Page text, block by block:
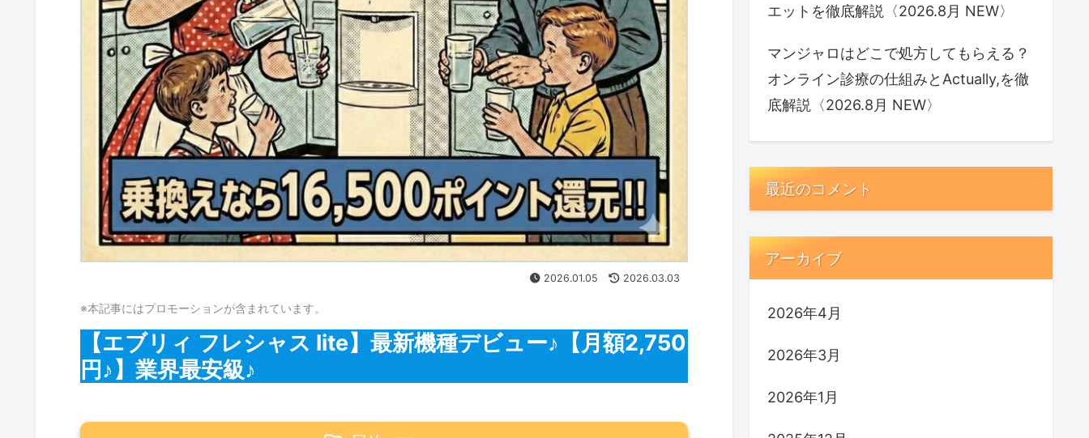
2026.01.05 2026.03.03
※本記事にはプロモーションが含まれています。
【エブリィ フレシャス lite】最新機種デビュー♪【月額2,750
円♪】業界最安級♪
エットを徹底解説〈2026.8月 NEW〉
マンジャロはどこで処方してもらえる？
オンライン診療の仕組みとActually,を徹
底解説〈2026.8月 NEW〉
最近のコメント
アーカイブ
2026年4月
2026年3月
2026年1月